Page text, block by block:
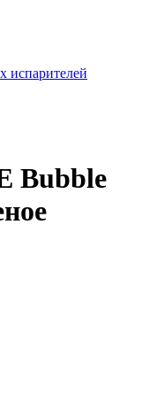
испарителей
Bubble